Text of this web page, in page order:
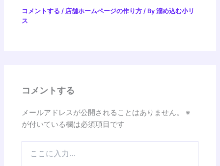
コメントする / 店舗ホームページの作り方 / By溜め込む小リ
ス
コメントする
メールアドレスが公開されることはありません。
※
が付いている欄は必須項目です